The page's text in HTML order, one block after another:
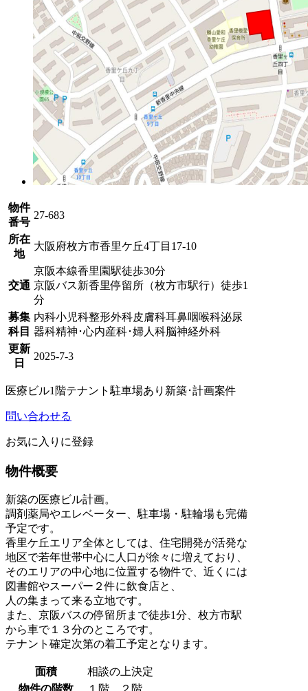
物件
番号
27-683
所在
地
大阪府枚方市香里ケ丘4丁目17-10
交通
京阪本線香里園駅徒歩30分
京阪バス新香里停留所（枚方市駅行）徒歩1
分
募集
科目
内科小児科整形外科皮膚科耳鼻咽喉科泌尿
器科精神･心内産科･婦人科脳神経外科
更新
日
2025-7-3
医療ビル1階テナント 駐車場あり 新築･計画案件
問い合わせる
お気に入りに登録
物件概要
新築の医療ビル計画。
調剤薬局やエレベーター、駐車場・駐輪場も完備
予定です。
香里ケ丘エリア全体としては、住宅開発が活発な
地区で若年世帯中心に人口が徐々に増えており、
そのエリアの中心地に位置する物件で、近くには
図書館やスーパー２件に飲食店と、
人の集まって来る立地です。
また、京阪バスの停留所まで徒歩1分、枚方市駅
から車で１３分のところです。
テナント確定次第の着工予定となります。
面積
相談の上決定